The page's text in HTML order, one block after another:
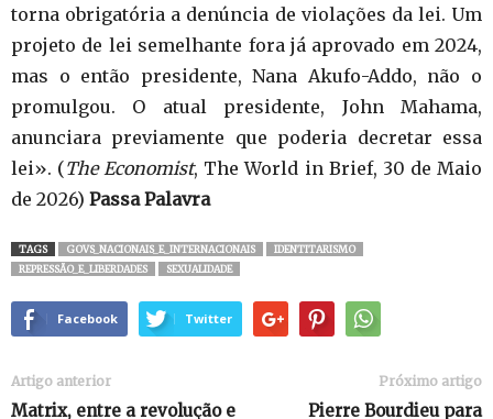
torna obrigatória a denúncia de violações da lei. Um
projeto de lei semelhante fora já aprovado em 2024,
mas o então presidente, Nana Akufo-Addo, não o
promulgou. O atual presidente, John Mahama,
anunciara previamente que poderia decretar essa
lei». (The Economist, The World in Brief, 30 de Maio
de 2026) Passa Palavra
TAGS GOVS_NACIONAIS_E_INTERNACIONAIS
IDENTITARISMO
REPRESSÃO_E_LIBERDADES
SEXUALIDADE
Facebook Twitter
Artigo anterior
Matrix, entre a revolução e
Próximo artigo
Pierre Bourdieu para